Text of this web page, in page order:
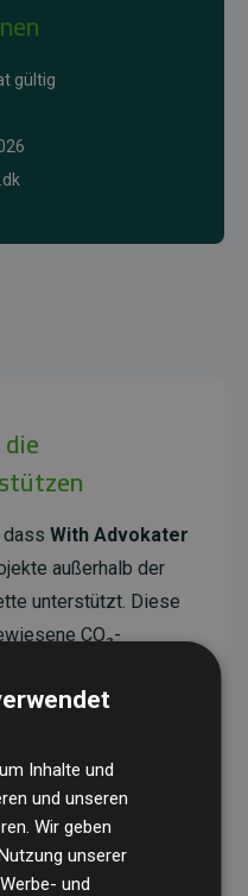
gültig
With Advokater
außerhalb der
unterstützt. Diese
CO₂-
der
durch
höchste
Weitere
Inhalte und
und unseren
Wir geben
unserer
und